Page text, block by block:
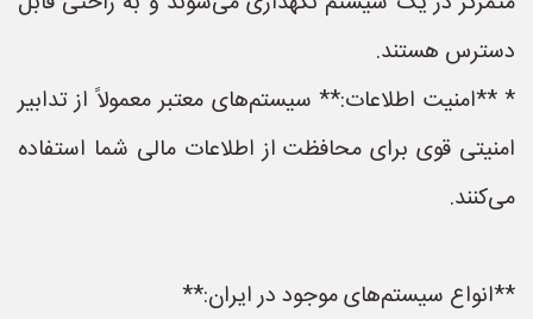
دسترس هستند.
* **امنیت اطلاعات:** سیستم‌های معتبر معمولاً از تدابیر
امنیتی قوی برای محافظت از اطلاعات مالی شما استفاده
می‌کنند.
**انواع سیستم‌های موجود در ایران:**